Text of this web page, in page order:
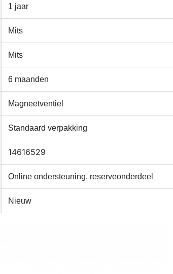
1 jaar
Mits
Mits
6 maanden
Magneetventiel
Standaard verpakking
14616529
Online ondersteuning, reserveonderdeel
Nieuw